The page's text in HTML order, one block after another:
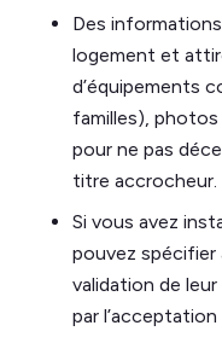
Des
logement et
d’équipements
familles), photos
pour ne pas
titre accrocheur.
Si vous avez
pouvez spécifier
validation de
par